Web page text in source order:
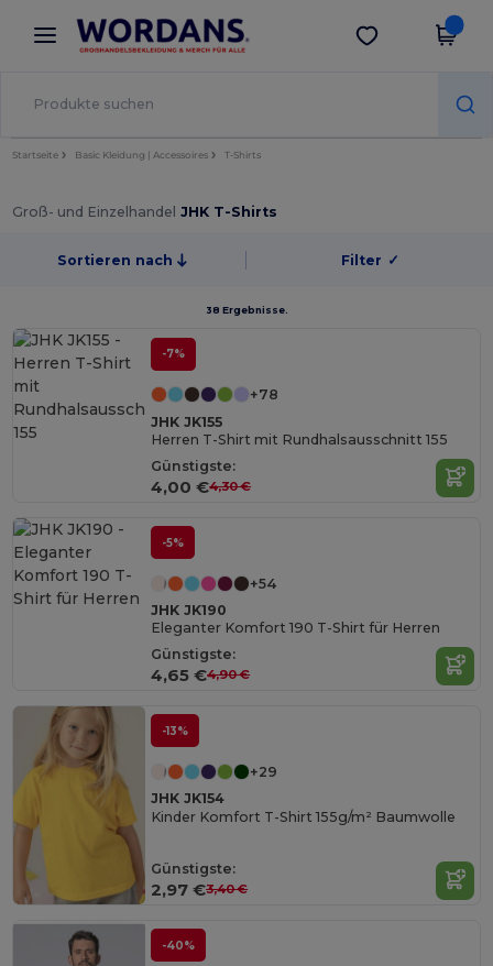
× Wordans App
Bessere Preise in der App!
App holen
Startseite Basic Kleidung | Accessoires T-Shirts
Groß- und Einzelhandel JHK T-Shirts
Sortieren nach Filter ✓
38 Ergebnisse.
-7%
+78
JHK JK155
Herren T-Shirt mit Rundhalsausschnitt 155
Günstigste:
4,00 €4,30 €
-5%
+54
JHK JK190
Eleganter Komfort 190 T-Shirt für Herren
Günstigste:
4,65 €4,90 €
-13%
+29
JHK JK154
Kinder Komfort T-Shirt 155g/m² Baumwolle
Günstigste:
2,97 €3,40 €
-40%